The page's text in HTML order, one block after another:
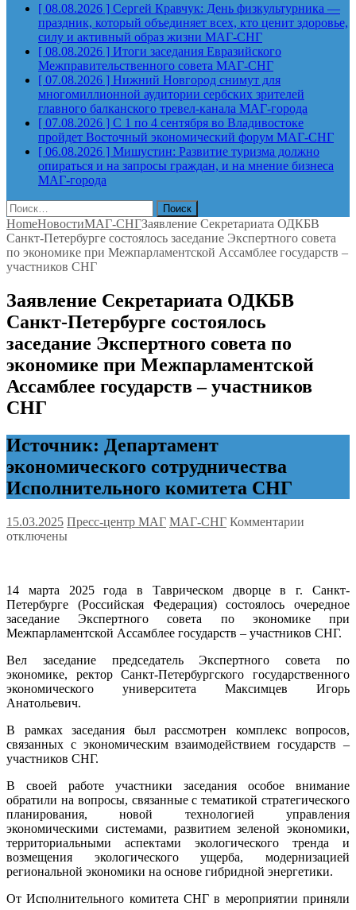
[ 08.08.2026 ] Сергей Кравчук: День физкультурника —
праздник, который объединяет всех, кто ценит здоровье,
силу и активный образ жизни МАГ-СНГ
[ 08.08.2026 ] Итоги заседания Евразийского
Межправительственного совета МАГ-СНГ
[ 07.08.2026 ] Нижний Новгород снимут для
многомиллионной аудитории сербских зрителей
главного балканского тревел-канала МАГ-города
[ 07.08.2026 ] С 1 по 4 сентября во Владивостоке
пройдет Восточный экономический форум МАГ-СНГ
[ 06.08.2026 ] Мишустин: Развитие туризма должно
опираться и на запросы граждан, и на мнение бизнеса
МАГ-города
Найти:
HomeНовостиМАГ-СНГЗаявление Секретариата ОДКБВ
Санкт-Петербурге состоялось заседание Экспертного совета
по экономике при Межпарламентской Ассамблее государств –
участников СНГ
Заявление Секретариата ОДКБВ
Санкт-Петербурге состоялось
заседание Экспертного совета по
экономике при Межпарламентской
Ассамблее государств – участников
СНГ
Источник: Департамент
экономического сотрудничества
Исполнительного комитета СНГ
15.03.2025 Пресс-центр МАГ МАГ-СНГ Комментарии
Санкт-
заседание
совета
по
СНГ
отключены
14 марта 2025 года в Таврическом дворце в г. Санкт-
Петербурге (Российская Федерация) состоялось очередное
заседание Экспертного совета по экономике при
Межпарламентской Ассамблее государств – участников СНГ.
Вел заседание председатель Экспертного совета по
экономике, ректор Санкт-Петербургского государственного
экономического университета Максимцев Игорь
Анатольевич.
В рамках заседания был рассмотрен комплекс вопросов,
связанных с экономическим взаимодействием государств –
участников СНГ.
В своей работе участники заседания особое внимание
обратили на вопросы, связанные с тематикой стратегического
планирования, новой технологией управления
экономическими системами, развитием зеленой экономики,
территориальными аспектами экологического тренда и
возмещения экологического ущерба, модернизацией
региональной экономики на основе гибридной энергетики.
От Исполнительного комитета СНГ в мероприятии приняли